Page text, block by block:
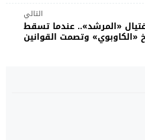
التالي
«المرشد».. عندما تسقط
«الكاوبوي» وتصمت القوانين